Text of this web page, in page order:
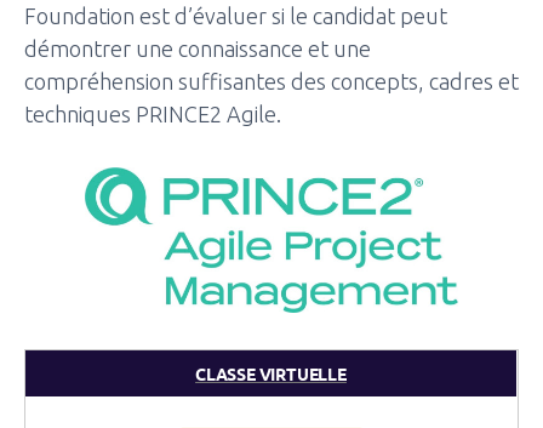
Foundation est d’évaluer si le candidat peut
démontrer une connaissance et une
compréhension suffisantes des concepts, cadres et
techniques PRINCE2 Agile.
CLASSE VIRTUELLE